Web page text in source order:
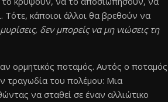
κάποιοι άλλοι θα βρεθούν να
δεν μπορείς να μη νιώσεις τη
ορμητικός ποταμός. Αυτός ο ποταμός
τραγωδία του πολέμου: Μια
να σταθεί σε έναν αλλιώτικο